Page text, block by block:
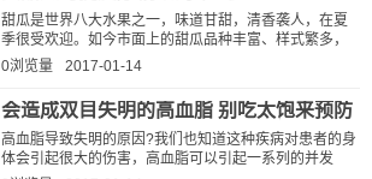
甜瓜是世界八大水果之一，味道甘甜，清香袭人，在夏
季很受欢迎。如今市面上的甜瓜品种丰富、样式繁多，
该如何挑选和食用呢? 甜瓜含有丰富...
0浏览量 2017-01-14
会造成双目失明的高血脂 别吃太饱来预防
高血脂导致失明的原因?我们也知道这种疾病对患者的身
体会引起很大的伤害，高血脂可以引起一系列的并发